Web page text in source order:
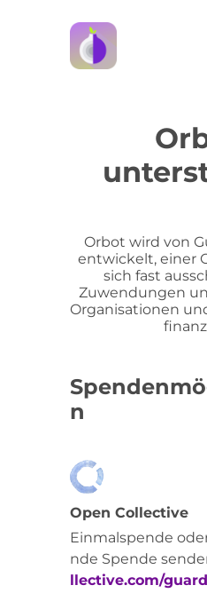
Orbot wird von
entwickelt, einer
sich fast
Zuwendungen
Organisationen
n
Open Collective
Einmalspende
nde Spende
llective.com/